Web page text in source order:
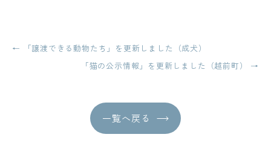
投
←
「譲渡できる動物たち」を更新しました（成犬）
「猫の公示情報」を更新しました（越前町）
→
一覧へ戻る